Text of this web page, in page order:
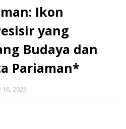
Ikon
yang
Budaya dan
Pariaman*
2025